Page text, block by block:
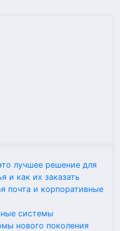
лучшее решение для
и как их заказать
почта и корпоративные
системы
нового поколения